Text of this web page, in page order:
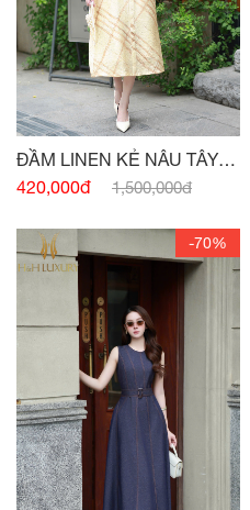
ĐẦM LINEN KẺ NÂU TÂY
CỔ VEST
420,000đ 1,500,000đ
-70%